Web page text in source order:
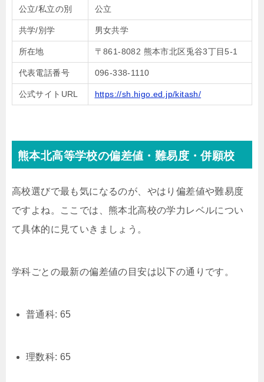
公立/私立の別 公立
共学/別学 男女共学
所在地 〒861-8082 熊本市北区兎谷3丁目5-1
代表電話番号 096-338-1110
公式サイトURL https://sh.higo.ed.jp/kitash/
熊本北高等学校の偏差値・難易度・併願校
高校選びで最も気になるのが、やはり偏差値や難易度
ですよね。ここでは、熊本北高校の学力レベルについ
て具体的に見ていきましょう。
学科ごとの最新の偏差値の目安は以下の通りです。
普通科: 65
理数科: 65